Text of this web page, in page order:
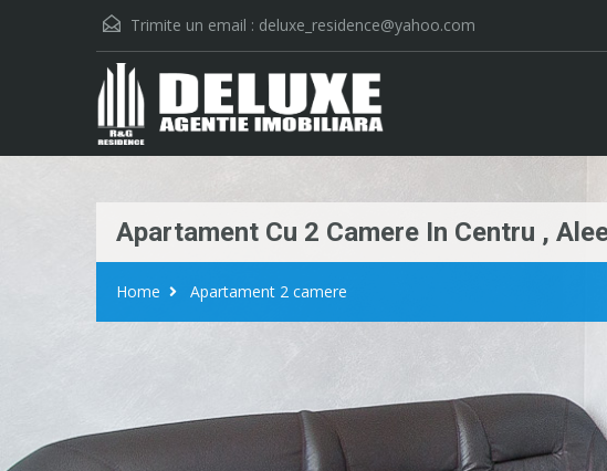
Trimite un email : deluxe_residence@yahoo.com
Apartament Cu 2 Camere In Centru ,
Home Apartament 2 camere